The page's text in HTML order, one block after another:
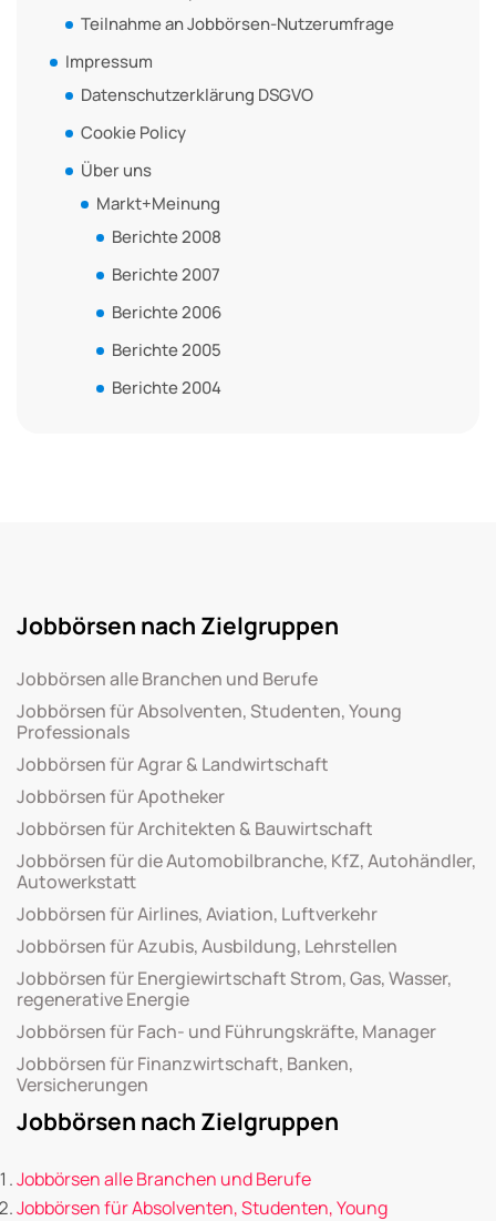
Teilnahme an Jobbörsen-Nutzerumfrage
Impressum
Datenschutzerklärung DSGVO
Cookie Policy
Über uns
Markt+Meinung
Berichte 2008
Berichte 2007
Berichte 2006
Berichte 2005
Berichte 2004
Jobbörsen nach Zielgruppen
Jobbörsen alle Branchen und Berufe
Jobbörsen für Absolventen, Studenten, Young
Professionals
Jobbörsen für Agrar & Landwirtschaft
Jobbörsen für Apotheker
Jobbörsen für Architekten & Bauwirtschaft
Jobbörsen für die Automobilbranche, KfZ, Autohändler,
Autowerkstatt
Jobbörsen für Airlines, Aviation, Luftverkehr
Jobbörsen für Azubis, Ausbildung, Lehrstellen
Jobbörsen für Energiewirtschaft Strom, Gas, Wasser,
regenerative Energie
Jobbörsen für Fach- und Führungskräfte, Manager
Jobbörsen für Finanzwirtschaft, Banken,
Versicherungen
Jobbörsen nach Zielgruppen
Jobbörsen alle Branchen und Berufe
Jobbörsen für Absolventen, Studenten, Young